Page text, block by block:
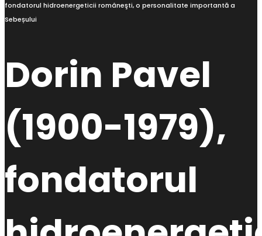
fondatorul hidroenergeticii româneşti, o personalitate importantă a
Sebeșului
Dorin Pavel
(1900-1979),
fondatorul